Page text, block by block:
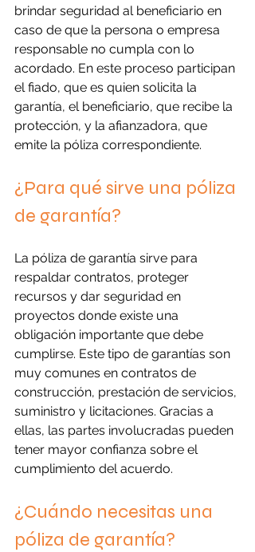
brindar seguridad al beneficiario en
caso de que la persona o empresa
responsable no cumpla con lo
acordado. En este proceso participan
el fiado, que es quien solicita la
garantía, el beneficiario, que recibe la
protección, y la afianzadora, que
emite la póliza correspondiente.
¿Para qué sirve una póliza
de garantía?
La póliza de garantía sirve para
respaldar contratos, proteger
recursos y dar seguridad en
proyectos donde existe una
obligación importante que debe
cumplirse. Este tipo de garantías son
muy comunes en contratos de
construcción, prestación de servicios,
suministro y licitaciones. Gracias a
ellas, las partes involucradas pueden
tener mayor confianza sobre el
cumplimiento del acuerdo.
¿Cuándo necesitas una
póliza de garantía?